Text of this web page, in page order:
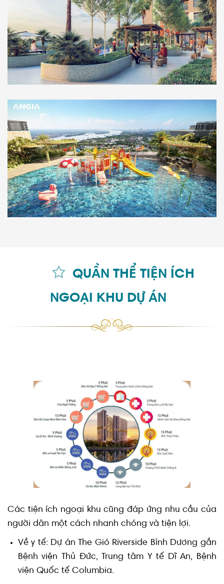
QUẦN THỂ TIỆN ÍCH
NGOẠI KHU DỰ ÁN
Các tiện ích ngoại khu cũng đáp ứng nhu cầu của
người dân một cách nhanh chóng và tiện lợi.
Về y tế: Dự án The Gió Riverside Bình Dương gần
Bệnh viện Thủ Đức, Trung tâm Y tế Dĩ An, Bệnh
viện Quốc tế Columbia.